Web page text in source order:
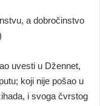
a dobročinstvo
uvesti u Džennet,
koji nije pošao u
i svoga čvrstog